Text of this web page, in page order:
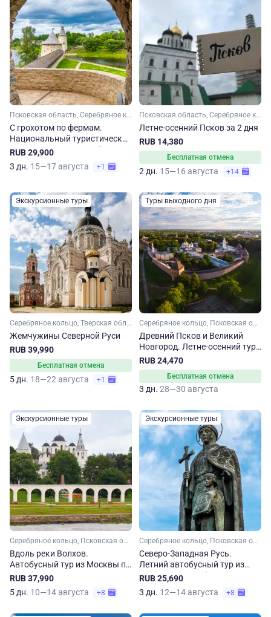
Псковская область, Серебряное кольцо
С грохотом по фермам.
Национальный туристический
маршрут по Псковской
RUB 29,900
3 дн. 15—17 августа +1
Псковская область, Серебряное кольцо
Летне-осенний Псков за 2 дня
RUB 14,380
Бесплатная отмена
2 дн. 15—16 августа +14
Экскурсионные туры
Серебряное кольцо, Тверская область, Псковская область, Новгородская область
Жемчужины Северной Руси
RUB 39,990
Бесплатная отмена
5 дн. 18—22 августа +1
Туры выходного дня
Серебряное кольцо, Псковская область, Новгородская область
Древний Псков и Великий
Новгород. Летне-осенний тур
на 3 дня
RUB 24,470
Бесплатная отмена
3 дн. 28—30 августа
Экскурсионные туры
Серебряное кольцо, Псковская область, Новгородская область, Тверская область
Вдоль реки Волхов.
Автобусный тур из Москвы по
Серебряному кольцу
RUB 37,990
5 дн. 10—14 августа +8
Экскурсионные туры
Серебряное кольцо, Псковская область, Новгородская область, Тверская область
Северо-Западная Русь.
Летний автобусный тур из
Москвы по серебряному
RUB 25,690
3 дн. 12—14 августа +8